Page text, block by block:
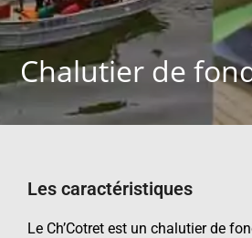
Chalutier de
Les caractéristiques
Le Ch’Cotret est un chalutier de